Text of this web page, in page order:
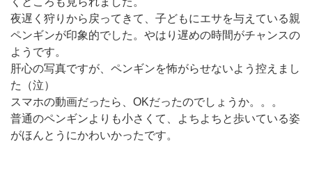
夜遅く狩りから戻ってきて、子どもにエサを与えている親
ペンギンが印象的でした。やはり遅めの時間がチャンスの
ようです。
肝心の写真ですが、ペンギンを怖がらせないよう控えまし
た（泣）
スマホの動画だったら、OKだったのでしょうか。。。
普通のペンギンよりも小さくて、よちよちと歩いている姿
がほんとうにかわいかったです。